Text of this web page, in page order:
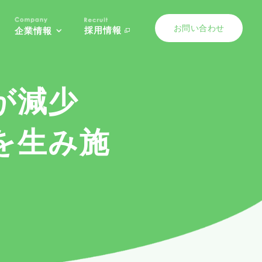
企業情報 採用情報 お問い合わせ
減少
生み施